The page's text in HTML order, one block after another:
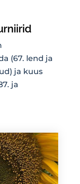
(67. lend ja
ja kuus
ja